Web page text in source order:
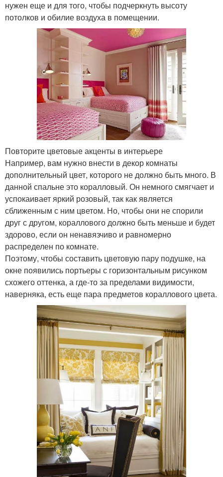
нужен еще и для того, чтобы подчеркнуть высоту
потолков и обилие воздуха в помещении.
Повторите цветовые акценты в интерьере
Например, вам нужно внести в декор комнаты
дополнительный цвет, которого не должно быть много. В
данной спальне это коралловый. Он немного смягчает и
успокаивает яркий розовый, так как является
сближенным с ним цветом. Но, чтобы они не спорили
друг с другом, кораллового должно быть меньше и будет
здорово, если он ненавязчиво и равномерно
распределен по комнате.
Поэтому, чтобы составить цветовую пару подушке, на
окне появились портьеры с горизонтальным рисунком
схожего оттенка, а где-то за пределами видимости,
наверняка, есть еще пара предметов кораллового цвета.